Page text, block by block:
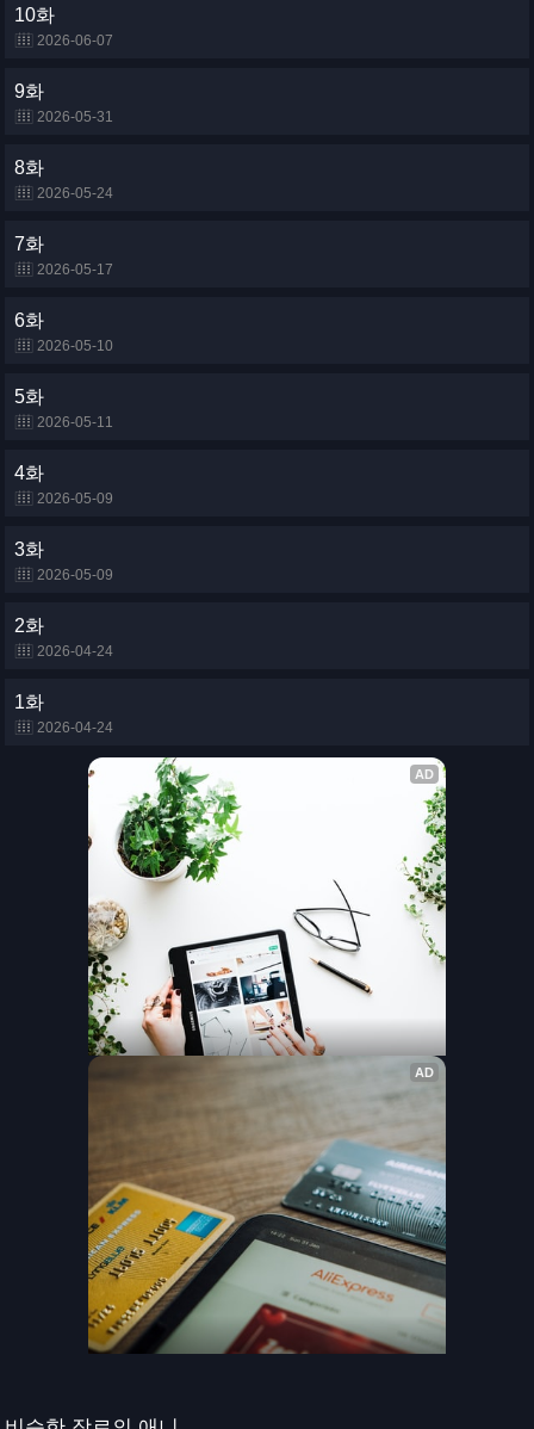
10화
2026-06-07
9화
2026-05-31
8화
2026-05-24
7화
2026-05-17
6화
2026-05-10
5화
2026-05-11
4화
2026-05-09
3화
2026-05-09
2화
2026-04-24
1화
2026-04-24